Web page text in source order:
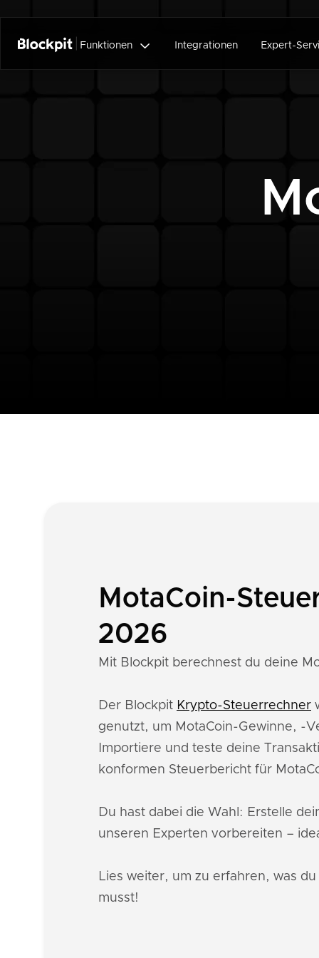
Funktionen  Integrationen Expert-
MotaCoin-
2026
Mit Blockpit berechnest du deine
Der Blockpit Krypto-Steuerrechner
genutzt, um MotaCoin-Gewinne, -
Importiere und teste deine
konformen Steuerbericht für
Du hast dabei die Wahl: Erstelle
unseren Experten vorbereiten –
Lies weiter, um zu erfahren, was
musst!